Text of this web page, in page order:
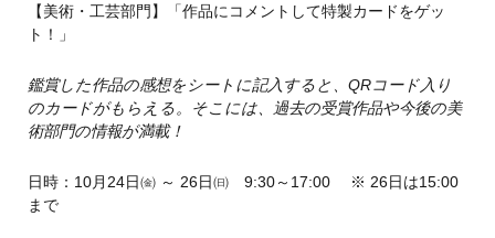
【美術・工芸部門】「作品にコメントして特製カードをゲッ
ト！」
鑑賞した作品の感想をシートに記入すると、QRコード入り
のカードがもらえる。そこには、過去の受賞作品や今後の美
術部門の情報が満載！
日時：10月24日㈮ ～ 26日㈰ 9:30～17:00 ※ 26日は15:00
まで